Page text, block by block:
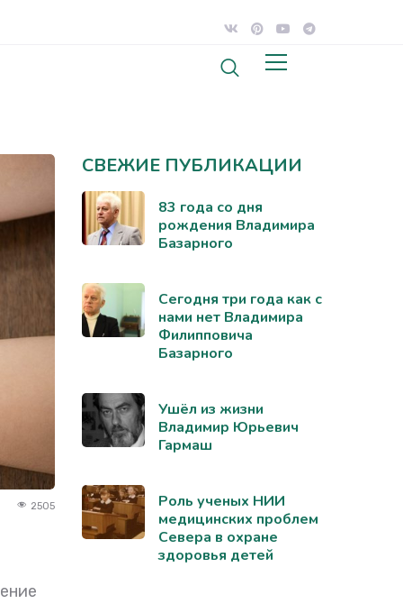
2505
СВЕЖИЕ ПУБЛИКАЦИИ
83 года со дня
рождения Владимира
Базарного
Сегодня три года как с
нами нет Владимира
Филипповича
Базарного
Ушёл из жизни
Владимир Юрьевич
Гармаш
Роль ученых НИИ
медицинских проблем
Севера в охране
здоровья детей